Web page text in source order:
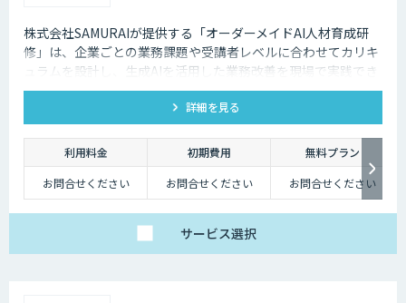
デジタルリテラシー協議会のプロジェクト「Di-Lite」では、「デジタルを
使う人材」の全員が持つべきスキルを提案しています。こちらは「ITパス
ポート試験」「G 検定」「データサイエンティスト検定（DS検定）」の取
得を推奨するなど、かなり具体的な内容になっています。スキル開発、再
教育の施策を検討する際に役立てられるでしょう。
株式会社SAMURAIが提供する「オーダーメイドAI人材育成研
修」は、企業ごとの業務課題や受講者レベルに合わせてカリキ
ュラムを設計し、生成AIを活用した業務改善を現場で実践でき
る人材を育成する伴走型研修です。
詳細を見る
利用料金 初期費用
無料プラン
お問合せください
お問合せください お問合せください
サービス選択